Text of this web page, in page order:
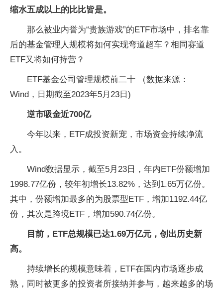
缩水五成以上的比比皆是。
那么被业内誉为“贵族游戏”的ETF市场中，排名靠
后的基金管理人规模将如何实现弯道超车？相同赛道
ETF又将如何持营？
ETF基金公司管理规模前二十 （数据来源：
Wind，日期截至2023年5月23日)
逆市吸金近700亿
今年以来，ETF成投资新宠，市场资金持续净流
入。
Wind数据显示，截至5月23日，年内ETF份额增加
1998.77亿份，较年初增长13.82%，达到1.65万亿份。
其中，份额增加最多的为股票型ETF，增加1192.44亿
份，其次是跨境ETF，增加590.74亿份。
目前，ETF总规模已达1.69万亿元，创出历史新
高。
持续增长的规模意味着，ETF在国内市场逐步成
熟，同时被更多的投资者所接纳并参与，越来越多的场